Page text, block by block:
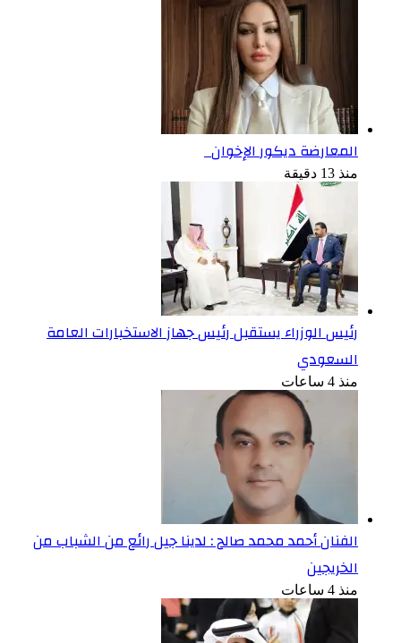
المعارضة ديكور الإخوان
منذ 13 دقيقة
رئيس الوزراء يستقبل رئيس جهاز الاستخبارات العامة
السعودي
منذ 4 ساعات
الفنان أحمد محمد صالح : لدينا جيل رائع من الشباب من
الخريجين
منذ 4 ساعات